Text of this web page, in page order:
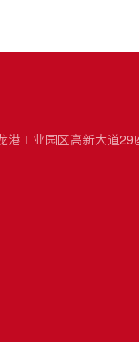
港工业园区高新大道29